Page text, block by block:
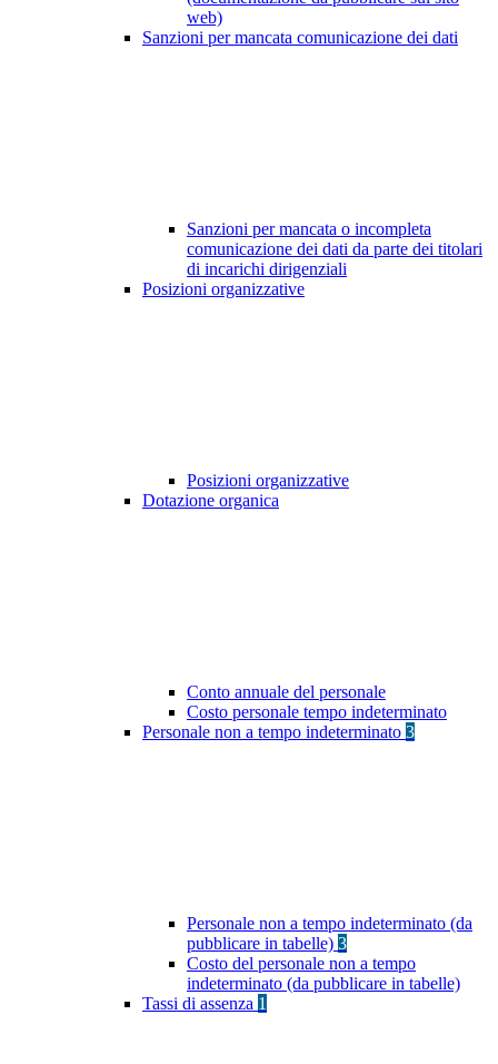
web)
Sanzioni per mancata comunicazione dei dati
Sanzioni per mancata o incompleta
comunicazione dei dati da parte dei titolari
di incarichi dirigenziali
Posizioni organizzative
Posizioni organizzative
Dotazione organica
Conto annuale del personale
Costo personale tempo indeterminato
Personale non a tempo indeterminato 3
Personale non a tempo indeterminato (da
pubblicare in tabelle) 3
Costo del personale non a tempo
indeterminato (da pubblicare in tabelle)
Tassi di assenza 1